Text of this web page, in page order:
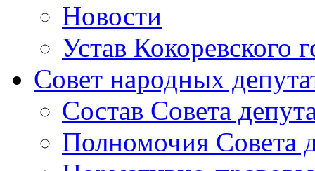
Новости
Устав Кокоревского
Совет народных
Состав Совета
Полномочия Совета